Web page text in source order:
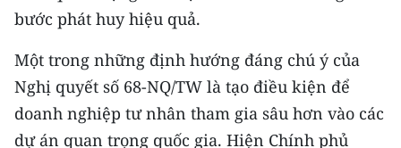
bước phát huy hiệu quả.
Một trong những định hướng đáng chú ý của
Nghị quyết số 68-NQ/TW là tạo điều kiện để
doanh nghiệp tư nhân tham gia sâu hơn vào các
dự án quan trọng quốc gia. Hiện Chính phủ